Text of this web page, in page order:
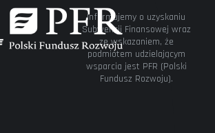
Informujemy o uzyskaniu
Subwencji Finansowej wraz
ze wskazaniem, że
podmiotem udzielającym
wsparcia jest PFR (Polski
Fundusz Rozwoju).